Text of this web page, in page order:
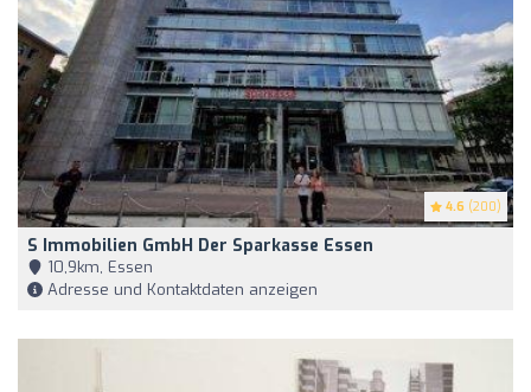
4.6 (200)
S Immobilien GmbH Der Sparkasse Essen
10,9km, Essen
Adresse und Kontaktdaten anzeigen